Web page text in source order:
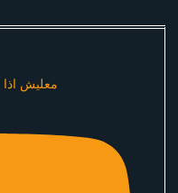
معليش اذا